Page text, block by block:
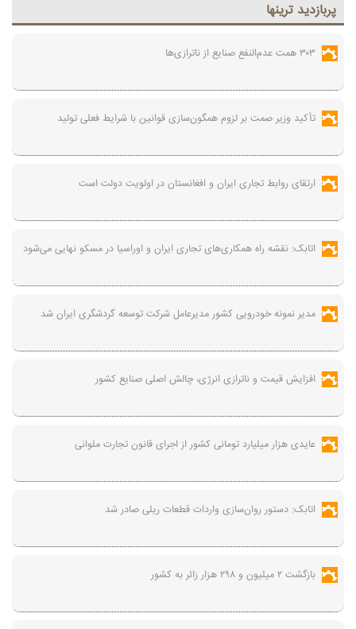
پربازديد ترينها
۳۰۳ همت عدم‌النفع صنایع از ناترازی‌ها
تأکید وزیر صمت بر لزوم همگون‌سازی قوانین با شرایط فعلی تولید
ارتقای روابط تجاری ایران و افغانستان در اولویت دولت است
اتابک: نقشه راه همکاری‌های تجاری ایران و اوراسیا در مسکو نهایی می‌شود
مدیر نمونه خودرویی کشور مدیرعامل شرکت توسعه گردشگری ایران شد
افزایش قیمت و ناترازی انرژی، چالش اصلی صنایع کشور
عایدی هزار میلیارد تومانی کشور از اجرای قانون تجارت ملوانی
اتابک: دستور روان‌سازی واردات قطعات ریلی صادر شد
بازگشت ۲ میلیون و ۲۹۸ هزار زائر به کشور